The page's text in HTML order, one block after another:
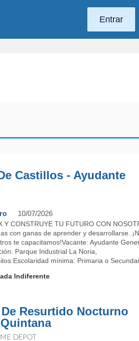
Entrar
bebidas carbonatadas y no
Castillos - Ayudante
10/07/2026
Y CONSTRUYE TU FUTURO CON
con ganas de aprender y desarrollarse.
te capacitamos!Vacante: Ayudante
Parque Industrial La Noria,
mínima: Primaria o
Indiferente
Resurtido Nocturno
DEPOT